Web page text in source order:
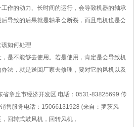
的动力。长时间的运行，会导致机器的轴承
导致的后果就是轴承会断裂，而且电机也是会
如何处理
不能够去使用。若是使用，肯定是会导致机
法，就是送回厂家去修理，要对它的风机以及
省章丘市经济开发区 电话：0531-83825699 传
售服务电话：15066131928 (来自：罗茨风
回转式鼓风机，回转风机，